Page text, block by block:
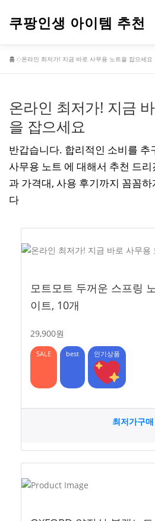
로
쿠팡인생 아이템 추천
컴퓨터 기타
홈 »온라인 최저가! 지금 바로 사무용 노트을 잡으세요
온라인 최저가! 지금
을 잡으세요
반갑습니다. 합리적인 소비를 추
사무용 노트 에 대해서 추천 드
과 가격대, 사용 후기까지 꼼꼼
다
모트모트 두꺼운 스프링
이트, 10개
29,900원
SALE best 인기상품
최저가구매